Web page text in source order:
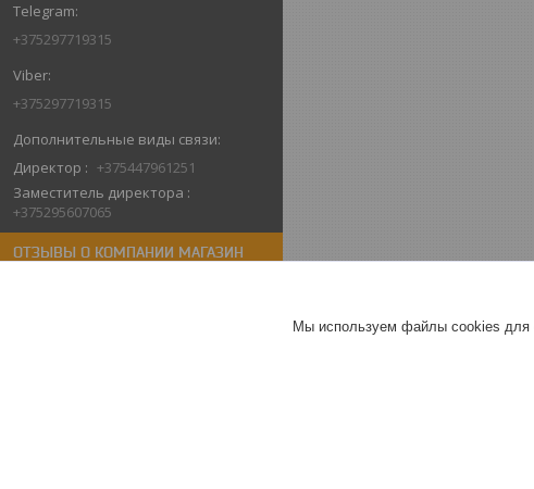
+375297719315
+375297719315
Директор
+375447961251
Заместитель директора
+375295607065
ОТЗЫВЫ О КОМПАНИИ МАГАЗИН
Мы используем файлы cookies для